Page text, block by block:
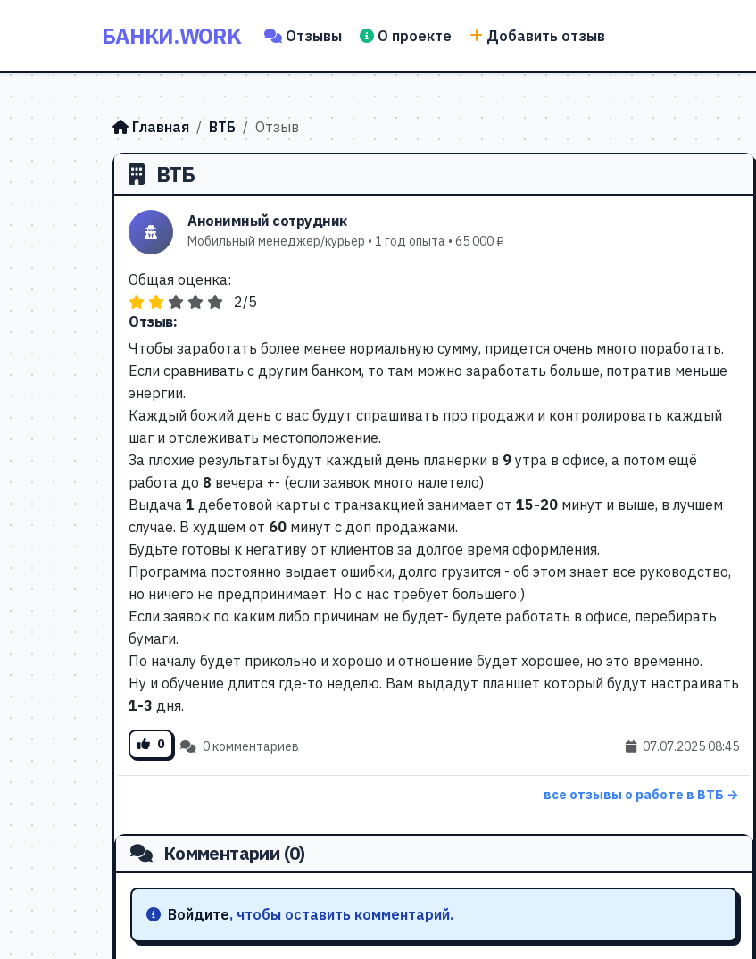
БАНКИ.WORK Отзывы О проекте Добавить отзыв
Главная ВТБ Отзыв
ВТБ
Анонимный сотрудник
Мобильный менеджер/курьер • 1 год опыта • 65 000 ₽
Общая оценка:
2/5
Отзыв:
Чтобы заработать более менее нормальную сумму, придется очень много поработать.
Если сравнивать с другим банком, то там можно заработать больше, потратив меньше
энергии.
Каждый божий день с вас будут спрашивать про продажи и контролировать каждый
шаг и отслеживать местоположение.
За плохие результаты будут каждый день планерки в 9 утра в офисе, а потом ещё
работа до 8 вечера +- (если заявок много налетело)
Выдача 1 дебетовой карты с транзакцией занимает от 15-20 минут и выше, в лучшем
случае. В худшем от 60 минут с доп продажами.
Будьте готовы к негативу от клиентов за долгое время оформления.
Программа постоянно выдает ошибки, долго грузится - об этом знает все руководство,
но ничего не предпринимает. Но с нас требует большего:)
Если заявок по каким либо причинам не будет- будете работать в офисе, перебирать
бумаги.
По началу будет прикольно и хорошо и отношение будет хорошее, но это временно.
Ну и обучение длится где-то неделю. Вам выдадут планшет который будут настраивать
1-3 дня.
0 0 комментариев 07.07.2025 08:45
все отзывы о работе в ВТБ →
Комментарии (0)
Войдите, чтобы оставить комментарий.